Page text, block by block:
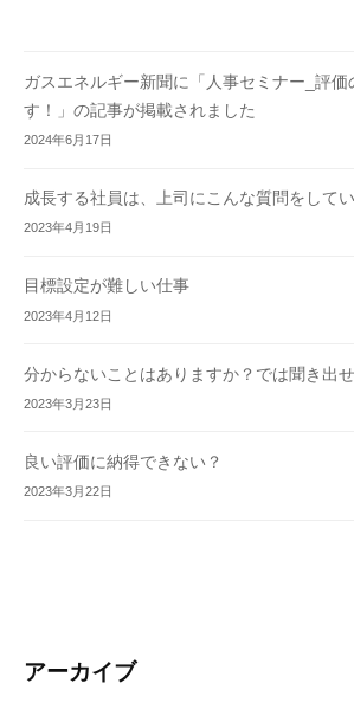
ガスエネルギー新聞に「人事セミナー_評価
す！」の記事が掲載されました
2024年6月17日
成長する社員は、上司にこんな質問をして
2023年4月19日
目標設定が難しい仕事
2023年4月12日
分からないことはありますか？では聞き出
2023年3月23日
良い評価に納得できない？
2023年3月22日
アーカイブ